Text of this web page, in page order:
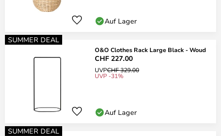
Auf Lager
SUMMER DEAL
O&O Clothes Rack Large Black - Woud
CHF 227.00
UVPCHF 329.00
UVP -31%
Auf Lager
SUMMER DEAL